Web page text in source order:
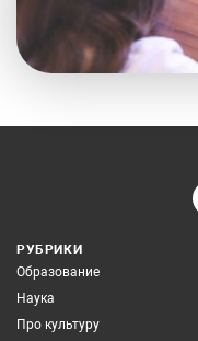
РУБРИКИ
Образование
Наука
Про культуру